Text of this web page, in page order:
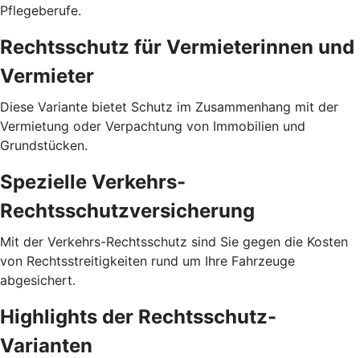
Pflegeberufe.
Rechtsschutz für Vermieterinnen und
Vermieter
Diese Variante bietet Schutz im Zusammenhang mit der
Vermietung oder Verpachtung von Immobilien und
Grundstücken.
Spezielle Verkehrs-
Rechtsschutzversicherung
Mit der Verkehrs-Rechtsschutz sind Sie gegen die Kosten
von Rechtsstreitigkeiten rund um Ihre Fahrzeuge
abgesichert.
Highlights der Rechtsschutz-
Varianten